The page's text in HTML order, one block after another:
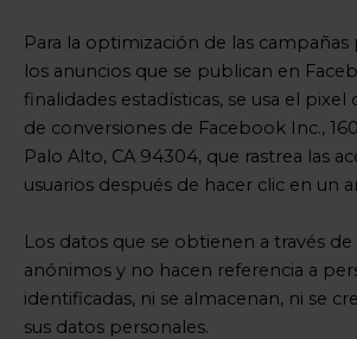
Para la optimización de las campañas
los anuncios que se publican en
finalidades estadísticas, se usa el
de conversiones de Facebook Inc.,
Palo Alto, CA 94304, que rastrea las
usuarios después de hacer clic en un
Los datos que se obtienen a través
anónimos y no hacen referencia a
identificadas, ni se almacenan, ni se
sus datos personales.